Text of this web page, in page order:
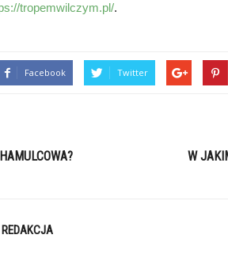
tropemwilczym.pl/.
Facebook Twitter
W
REDAKCJA